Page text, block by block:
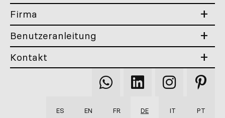
Firma
Benutzeranleitung
Kontakt
Qooqer
WhatsApp
Qooqer
Linkedin
Qooqer
Instagram
Qooqer
ES EN FR DE IT PT